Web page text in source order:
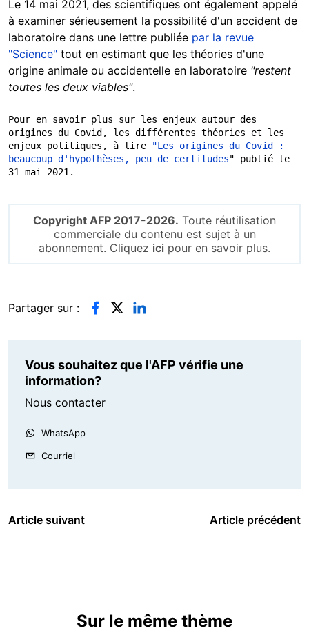
Le 14 mai 2021, des scientifiques ont également appelé
à examiner sérieusement la possibilité d'un accident de
laboratoire dans une lettre publiée par la revue
"Science" tout en estimant que les théories d'une
origine animale ou accidentelle en laboratoire "restent
toutes les deux viables".
Pour en savoir plus sur les enjeux autour des
origines du Covid, les différentes théories et les
enjeux politiques, à lire "Les origines du Covid :
beaucoup d'hypothèses, peu de certitudes" publié le
31 mai 2021.
Copyright AFP 2017-2026. Toute réutilisation
commerciale du contenu est sujet à un
abonnement. Cliquez ici pour en savoir plus.
Partager sur :
Vous souhaitez que l'AFP vérifie une
information?
Nous contacter
WhatsApp
Courriel
Article suivant Article précédent
Sur le même thème